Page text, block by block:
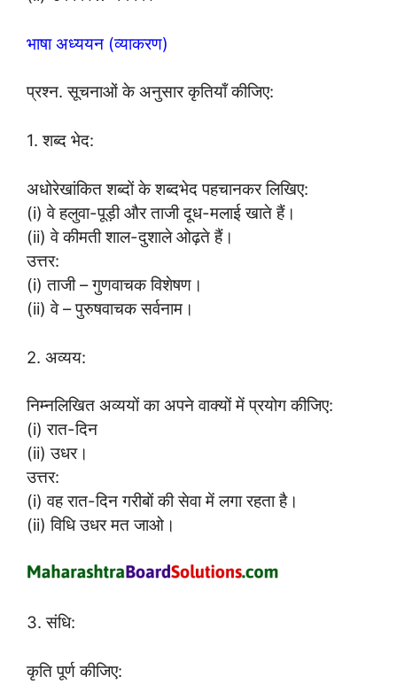
भाषा अध्ययन (व्याकरण)
प्रश्न. सूचनाओं के अनुसार कृतियाँ कीजिए:
1. शब्द भेद:
अधोरेखांकित शब्दों के शब्दभेद पहचानकर लिखिए:
(i) वे हलुवा-पूड़ी और ताजी दूध-मलाई खाते हैं।
(ii) वे कीमती शाल-दुशाले ओढ़ते हैं।
उत्तर:
(i) ताजी – गुणवाचक विशेषण।
(ii) वे – पुरुषवाचक सर्वनाम।
2. अव्यय:
निम्नलिखित अव्ययों का अपने वाक्यों में प्रयोग कीजिए:
(i) रात-दिन
(ii) उधर।
उत्तर:
(i) वह रात-दिन गरीबों की सेवा में लगा रहता है।
(ii) विधि उधर मत जाओ।
3. संधि:
कृति पूर्ण कीजिए: